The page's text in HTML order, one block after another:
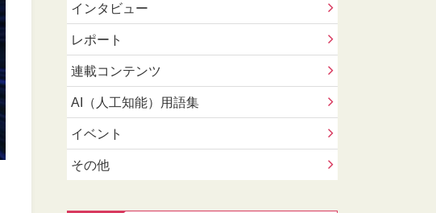
インタビュー
レポート
連載コンテンツ
AI（人工知能）用語集
イベント
その他